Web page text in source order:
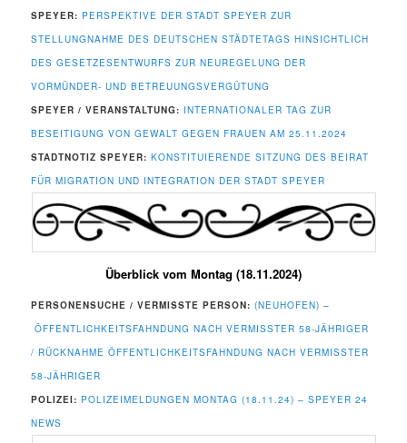
SPEYER: PERSPEKTIVE DER STADT SPEYER ZUR
STELLUNGNAHME DES DEUTSCHEN STÄDTETAGS HINSICHTLICH
DES GESETZESENTWURFS ZUR NEUREGELUNG DER
VORMÜNDER- UND BETREUUNGSVERGÜTUNG
SPEYER / VERANSTALTUNG: INTERNATIONALER TAG ZUR
BESEITIGUNG VON GEWALT GEGEN FRAUEN AM 25.11.2024
STADTNOTIZ SPEYER: KONSTITUIERENDE SITZUNG DES BEIRAT
FÜR MIGRATION UND INTEGRATION DER STADT SPEYER
Überblick vom Montag (18.11.2024)
PERSONENSUCHE / VERMISSTE PERSON: (NEUHOFEN) –
ÖFFENTLICHKEITSFAHNDUNG NACH VERMISSTER 58-JÄHRIGER
/ RÜCKNAHME ÖFFENTLICHKEITSFAHNDUNG NACH VERMISSTER
58-JÄHRIGER
POLIZEI: POLIZEIMELDUNGEN MONTAG (18.11.24) – SPEYER 24
NEWS